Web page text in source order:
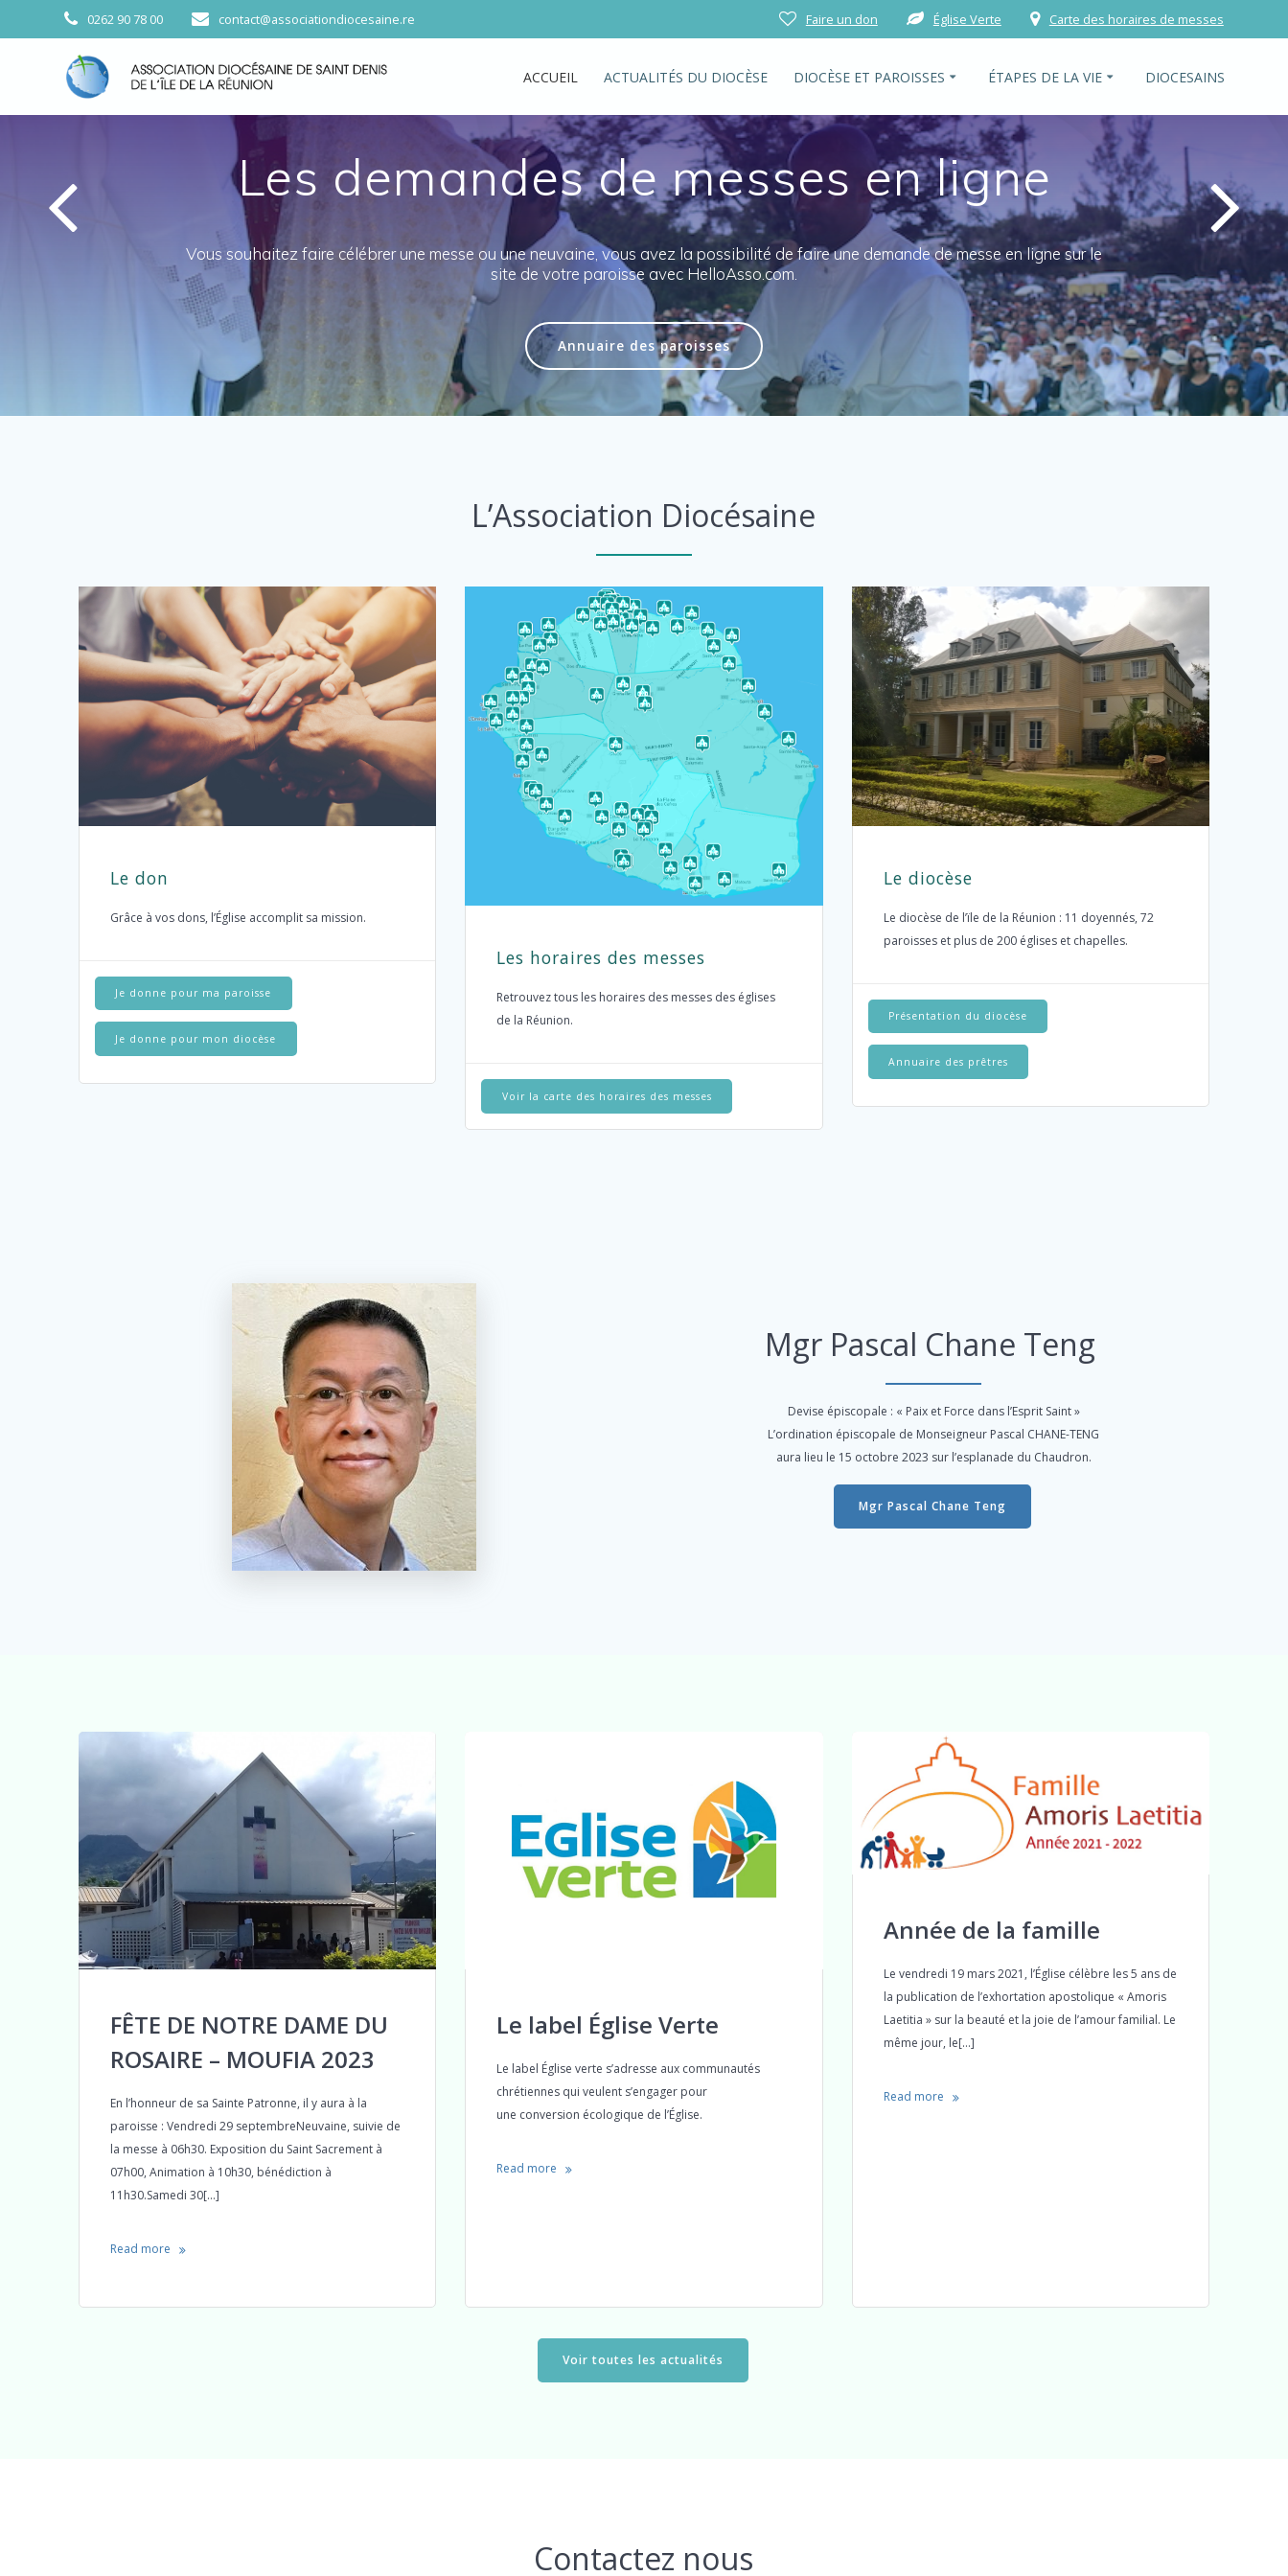
0262 90 78 00 contact@associationdiocesaine.re Faire un don Église Verte Carte des horaires de messes
ACCUEIL ACTUALITÉS DU DIOCÈSE DIOCÈSE ET PAROISSES ÉTAPES DE LA VIE DIOCESAINS
Les demandes de messes en ligne
Vous souhaitez faire célébrer une messe ou une neuvaine, vous avez la possibilité de faire une demande de messe en ligne sur le
site de votre paroisse avec HelloAsso.com.
Annuaire des paroisses
L’Association Diocésaine
Le don
Grâce à vos dons, l’Église accomplit sa mission.
Je donne pour ma paroisse
Je donne pour mon diocèse
Les horaires des messes
Retrouvez tous les horaires des messes des églises
de la Réunion.
Voir la carte des horaires des messes
Le diocèse
Le diocèse de l’ïle de la Réunion : 11 doyennés, 72
paroisses et plus de 200 églises et chapelles.
Présentation du diocèse
Annuaire des prêtres
Mgr Pascal Chane Teng
Devise épiscopale : « Paix et Force dans l’Esprit Saint »
L’ordination épiscopale de Monseigneur Pascal CHANE-TENG
aura lieu le 15 octobre 2023 sur l’esplanade du Chaudron.
Mgr Pascal Chane Teng
FÊTE DE NOTRE DAME DU
ROSAIRE – MOUFIA 2023
En l’honneur de sa Sainte Patronne, il y aura à la
paroisse : Vendredi 29 septembreNeuvaine, suivie de
la messe à 06h30. Exposition du Saint Sacrement à
07h00, Animation à 10h30, bénédiction à
11h30.Samedi 30[…]
Read more
Le label Église Verte
Le label Église verte s’adresse aux communautés
chrétiennes qui veulent s’engager pour
une conversion écologique de l’Église.
Read more
Année de la famille
Le vendredi 19 mars 2021, l’Église célèbre les 5 ans de
la publication de l’exhortation apostolique « Amoris
Laetitia » sur la beauté et la joie de l’amour familial. Le
même jour, le[…]
Read more
Voir toutes les actualités
Contactez nous